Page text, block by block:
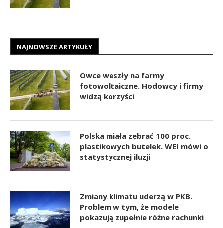
NAJNOWSZE ARTYKUŁY
Owce weszły na farmy
fotowoltaiczne. Hodowcy i firmy
widzą korzyści
Polska miała zebrać 100 proc.
plastikowych butelek. WEI mówi o
statystycznej iluzji
Zmiany klimatu uderzą w PKB.
Problem w tym, że modele
pokazują zupełnie różne rachunki